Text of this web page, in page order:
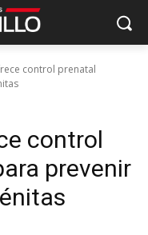
control prenatal
control
prevenir